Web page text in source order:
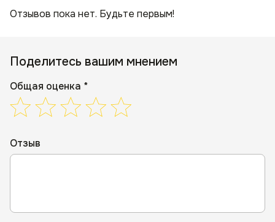
Отзывов пока нет. Будьте первым!
Поделитесь вашим мнением
Общая оценка *
Отзыв